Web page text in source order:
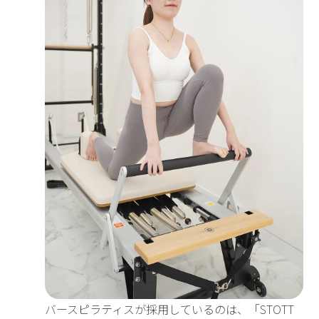
バースピラティスが採用しているのは、「STOTT